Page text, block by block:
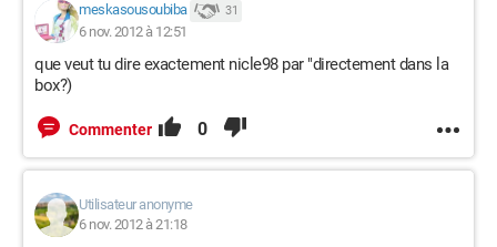
meskasousoubiba 31
6 nov. 2012 à 12:51
que veut tu dire exactement nicle98 par "directement dans la
box?)
Commenter 0
Utilisateur anonyme
6 nov. 2012 à 21:18